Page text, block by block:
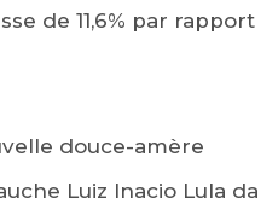
de 11,6% par rapport
douce-amère
Luiz Inacio Lula da